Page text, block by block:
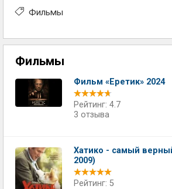
Фильмы
Фильмы
Фильм «Еретик» 2024
Рейтинг: 4.7
3 отзыва
Хатико - самый
2009)
Рейтинг: 5